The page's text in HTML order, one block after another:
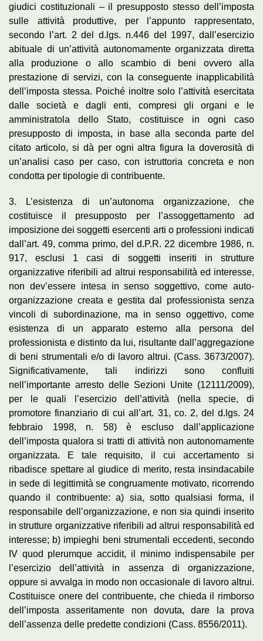
giudici costituzionali – il presupposto stesso dell’imposta
sulle attività produttive, per l’appunto rappresentato,
secondo l’art. 2 del d.lgs. n.446 del 1997, dall’esercizio
abituale di un’attività autonomamente organizzata diretta
alla produzione o allo scambio di beni ovvero alla
prestazione di servizi, con la conseguente inapplicabilità
dell’imposta stessa. Poiché inoltre solo l’attività esercitata
dalle società e dagli enti, compresi gli organi e le
amministratola dello Stato, costituisce in ogni caso
presupposto di imposta, in base alla seconda parte del
citato articolo, si dà per ogni altra figura la doverosità di
un’analisi caso per caso, con istruttoria concreta e non
condotta per tipologie di contribuente.
3. L’esistenza di un’autonoma organizzazione, che
costituisce il presupposto per l’assoggettamento ad
imposizione dei soggetti esercenti arti o professioni indicati
dall’art. 49, comma primo, del d.P.R. 22 dicembre 1986, n.
917, esclusi 1 casi di soggetti inseriti in strutture
organizzative riferibili ad altrui responsabilità ed interesse,
non dev’essere intesa in senso soggettivo, come auto-
organizzazione creata e gestita dal professionista senza
vincoli di subordinazione, ma in senso oggettivo, come
esistenza di un apparato esterno alla persona del
professionista e distinto da lui, risultante dall’aggregazione
di beni strumentali e/o di lavoro altrui. (Cass. 3673/2007).
Significativamente, tali indirizzi sono confluiti
nell’importante arresto delle Sezioni Unite (12111/2009),
per le quali l’esercizio dell’attività (nella specie, di
promotore finanziario di cui all’art. 31, co. 2, del d.lgs. 24
febbraio 1998, n. 58) è escluso dall’applicazione
dell’imposta qualora si tratti di attività non autonomamente
organizzata. E tale requisito, il cui accertamento si
ribadisce spettare al giudice di merito, resta insindacabile
in sede di legittimità se congruamente motivato, ricorrendo
quando il contribuente: a) sia, sotto qualsiasi forma, il
responsabile dell’organizzazione, e non sia quindi inserito
in strutture organizzative riferibili ad altrui responsabilità ed
interesse; b) impieghi beni strumentali eccedenti, secondo
IV quod plerumque accidit, il minimo indispensabile per
l’esercizio dell’attività in assenza di organizzazione,
oppure si avvalga in modo non occasionale di lavoro altrui.
Costituisce onere del contribuente, che chieda il rimborso
dell’imposta asseritamente non dovuta, dare la prova
dell’assenza delle predette condizioni (Cass. 8556/2011).